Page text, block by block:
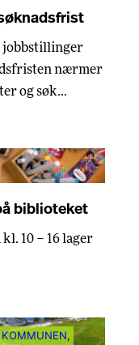
jobbstillinger
nærmer
og søk…
biblioteket
10 – 16 lager